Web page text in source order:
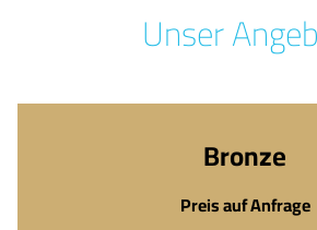
Unser
Bronze
Preis auf Anfrage